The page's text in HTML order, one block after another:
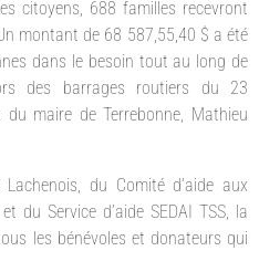
citoyens, 688 familles recevront
montant de 68 587,55,40 $ a été
dans le besoin tout au long de
des barrages routiers du 23
maire de Terrebonne, Mathieu
du Comité d’aide aux
du Service d’aide SEDAI TSS, la
les bénévoles et donateurs qui